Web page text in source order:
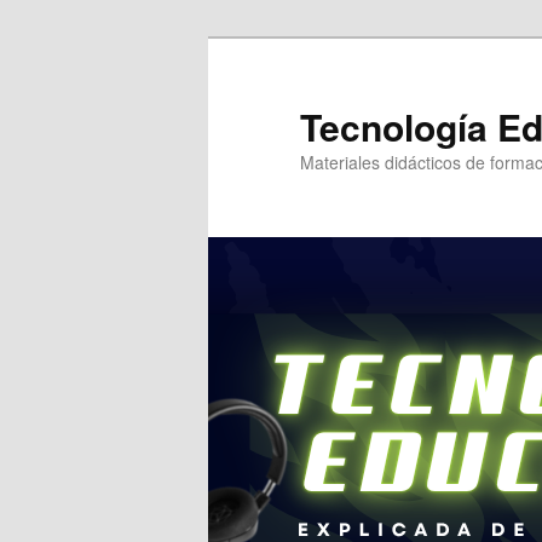
Tecnología
Materiales didácticos de